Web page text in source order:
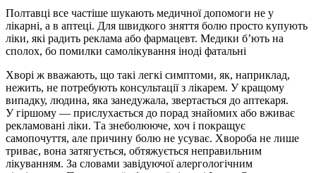
Полтавці все частіше шукають медичної допомоги не у
лікарні, а в аптеці. Для швидкого зняття болю просто купують
ліки, які радить реклама або фармацевт. Медики б’ють на
сполох, бо помилки самолікування іноді фатальні
Хворі ж вважають, що такі легкі симптоми, як, наприклад,
нежить, не потребують консультації з лікарем. У кращому
випадку, людина, яка занедужала, звертається до аптекаря.
У гіршому — прислухається до порад знайомих або вживає
рекламовані ліки. Та знеболююче, хоч і покращує
самопочуття, але причину болю не усуває. Хвороба не лише
триває, вона затягується, обтяжується неправильним
лікуванням. За словами завідуючої алергологічним